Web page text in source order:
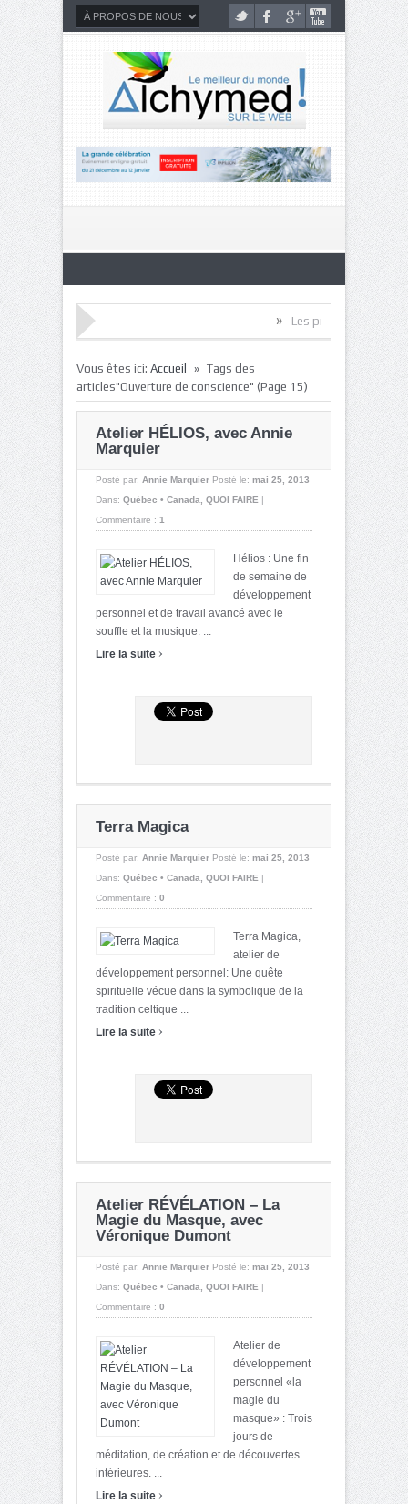
Les promesses de l’intelligence
Vous êtes ici: Accueil » Tags des
articles"Ouverture de conscience" (Page 15)
Atelier HÉLIOS, avec Annie
Marquier
Posté par: Annie Marquier Posté le: mai 25, 2013
Dans: Québec • Canada QUOI FAIRE |
Commentaire : 1
Hélios : Une fin
de semaine de
développement
personnel et de travail avancé avec le
souffle et la musique. ...
Lire la suite ›
Terra Magica
Posté par: Annie Marquier Posté le: mai 25, 2013
Dans: Québec • Canada QUOI FAIRE |
Commentaire : 0
Terra Magica,
atelier de
développement personnel: Une quête
spirituelle vécue dans la symbolique de la
tradition celtique ...
Lire la suite ›
Atelier RÉVÉLATION – La
Magie du Masque, avec
Véronique Dumont
Posté par: Annie Marquier Posté le: mai 25, 2013
Dans: Québec • Canada QUOI FAIRE |
Commentaire : 0
Atelier de
développement
personnel «la
magie du
masque» : Trois
jours de
méditation, de création et de découvertes
intérieures. ...
Lire la suite ›